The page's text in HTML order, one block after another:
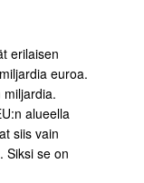
erilaisen
euroa.
alueella
siis vain
Siksi se on